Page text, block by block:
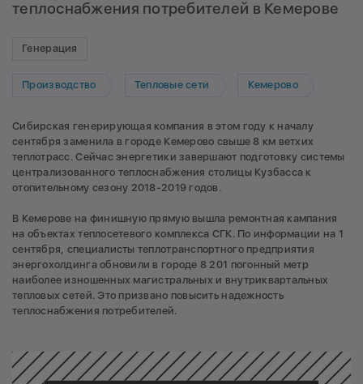
теплоснабжения потребителей в Кемерове
Генерация
Производство Тепловые сети Кемерово
Сибирская генерирующая компания в этом году к началу
сентября заменила в городе Кемерово свыше 8 км ветхих
теплотрасс. Сейчас энергетики завершают подготовку системы
централизованного теплоснабжения столицы Кузбасса к
отопительному сезону 2018-2019 годов.
В Кемерове на финишную прямую вышла ремонтная кампания
на объектах теплосетевого комплекса СГК. По информации на 1
сентября, специалисты теплотранспортного предприятия
энергохолдинга обновили в городе 8 201 погонный метр
наиболее изношенных магистральных и внутриквартальных
тепловых сетей. Это призвано повысить надежность
теплоснабжения потребителей.